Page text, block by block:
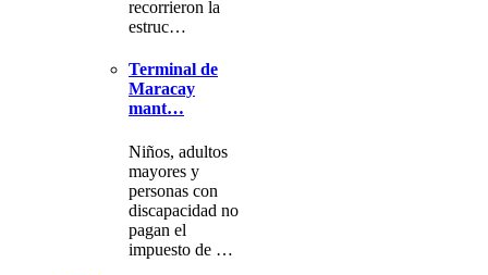
recorrieron la
estruc…
Terminal de
Maracay
mant…
Niños, adultos
mayores y
personas con
discapacidad no
pagan el
impuesto de …